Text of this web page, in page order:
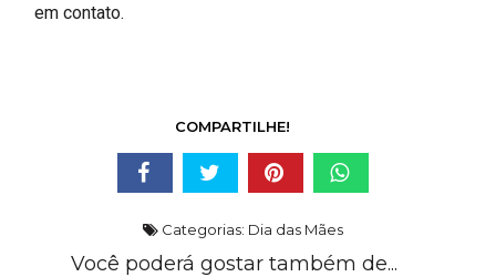
em contato.
COMPARTILHE!
Categorias: Dia das Mães
Você poderá gostar também de...